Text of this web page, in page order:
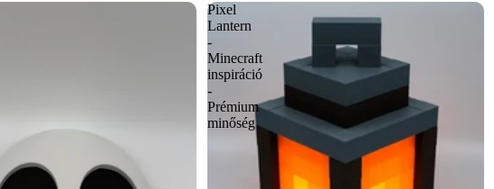
Pixel
Lantern
-
Minecraft
inspiráció
-
Prémium
minőség